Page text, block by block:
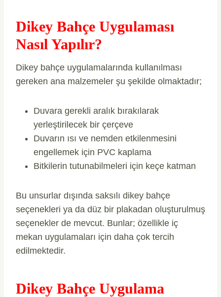
Dikey Bahçe Uygulaması
Nasıl Yapılır?
Dikey bahçe uygulamalarında kullanılması
gereken ana malzemeler şu şekilde olmaktadır;
Duvara gerekli aralık bırakılarak
yerleştirilecek bir çerçeve
Duvarın ısı ve nemden etkilenmesini
engellemek için PVC kaplama
Bitkilerin tutunabilmeleri için keçe katman
Bu unsurlar dışında saksılı dikey bahçe
seçenekleri ya da düz bir plakadan oluşturulmuş
seçenekler de mevcut. Bunlar; özellikle iç
mekan uygulamaları için daha çok tercih
edilmektedir.
Dikey Bahçe Uygulama